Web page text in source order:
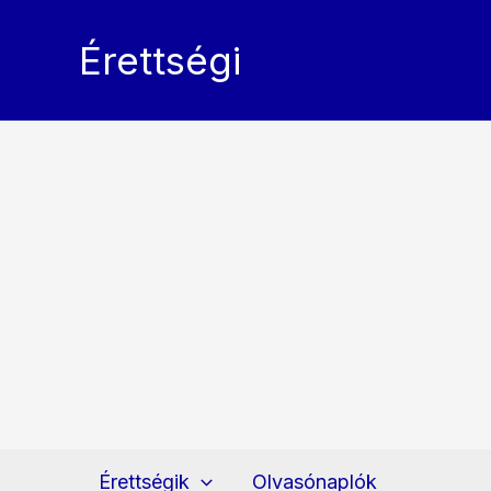
Érettségi
Érettségik Olvasónaplók